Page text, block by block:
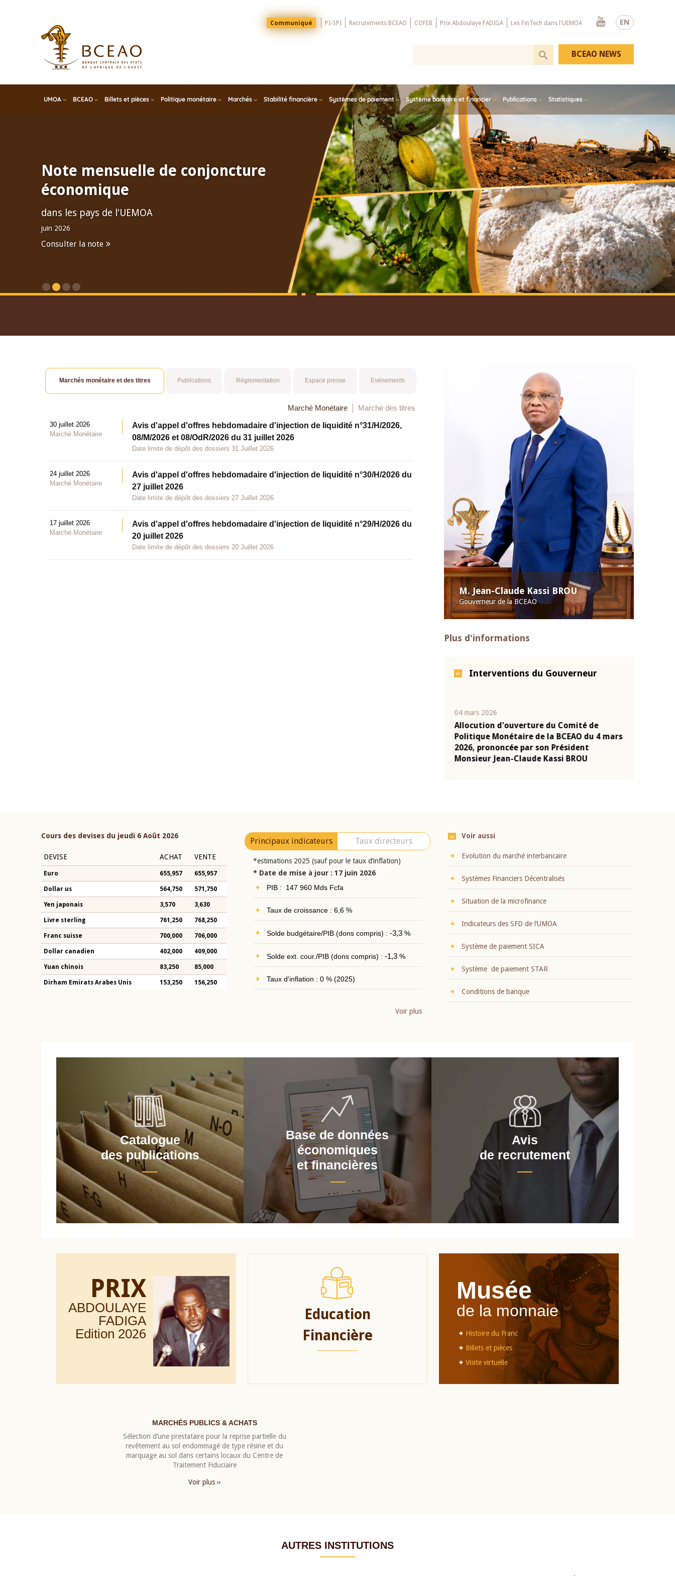
EN
Menu
Top
Communiqué PI-SPI Recrutements BCEAO COFEB Prix Abdoulaye FADIGA Les FinTech dans l'UEMOA
Youtube
UMOA BCEAO Billets et pièces Politique monétaire Marchés Stabilité financière Systèmes de paiement Système bancaire et financier Publications Statistiques
BCEAO NEWS
Note mensuelle de conjoncture
économique
dans les pays de l'UEMOA
juin 2026
Consulter la note
M. Jean-Claude Kassi BROU
Gouverneur de la BCEAO
Plus d'informations
Interventions du Gouverneur
04 mars 2026
Allocution d'ouverture du Comité de
Politique Monétaire de la BCEAO du 4 mars
2026, prononcée par son Président
Monsieur Jean-Claude Kassi BROU
Marchés monétaire et des titres Publications Réglementation Espace presse Evénements
Marché Monétaire Marché des titres
30 juillet 2026
Marché Monétaire
Avis d'appel d'offres hebdomadaire d'injection de liquidité n°31/H/2026,
08/M/2026 et 08/OdR/2026 du 31 juillet 2026
Date limite de dépôt des dossiers 31 Juillet 2026
24 juillet 2026
Marché Monétaire
Avis d'appel d'offres hebdomadaire d'injection de liquidité n°30/H/2026 du
27 juillet 2026
Date limite de dépôt des dossiers 27 Juillet 2026
17 juillet 2026
Marché Monétaire
Avis d'appel d'offres hebdomadaire d'injection de liquidité n°29/H/2026 du
20 juillet 2026
Date limite de dépôt des dossiers 20 Juillet 2026
Cours des devises du jeudi 6 Août 2026
DEVISE ACHAT VENTE
Euro 655,957 655,957
Dollar us 564,750 571,750
Yen japonais 3,570 3,630
Livre sterling 761,250 768,250
Franc suisse 700,000 706,000
Dollar canadien 402,000 409,000
Yuan chinois 83,250 85,000
Dirham Emirats Arabes Unis 153,250 156,250
Principaux indicateurs Taux directeurs
*estimations 2025 (sauf pour le taux d’inflation)
* Date de mise à jour : 17 juin 2026
PIB : 147 960 Mds Fcfa
Taux de croissance : 6,6 %
Solde budgétaire/PIB (dons compris) : -3,3%
Solde ext. cour./PIB (dons compris) : -1,3%
Taux d'inflation : 0 % (2025)
Voir plus
Voir aussi
Evolution du marché interbancaire
Systèmes Financiers Décentralisés
Situation de la microfinance
Indicateurs des SFD de l’UMOA
Système de paiement SICA
Système de paiement STAR
Conditions de banque
Catalogue
des publications
Base de données
économiques
et financières
Avis
de recrutement
PRIX
ABDOULAYE
FADIGA
Edition 2026
Education
Financière
Musée
de la monnaie
Histoire du Franc
Billets et pièces
Visite virtuelle
MARCHÉS PUBLICS & ACHATS
Sélection d’une prestataire pour la reprise partielle du
revêtement au sol endommagé de type résine et du
marquage au sol dans certains locaux du Centre de
Traitement Fiduciaire
Voir plus ››
AUTRES INSTITUTIONS